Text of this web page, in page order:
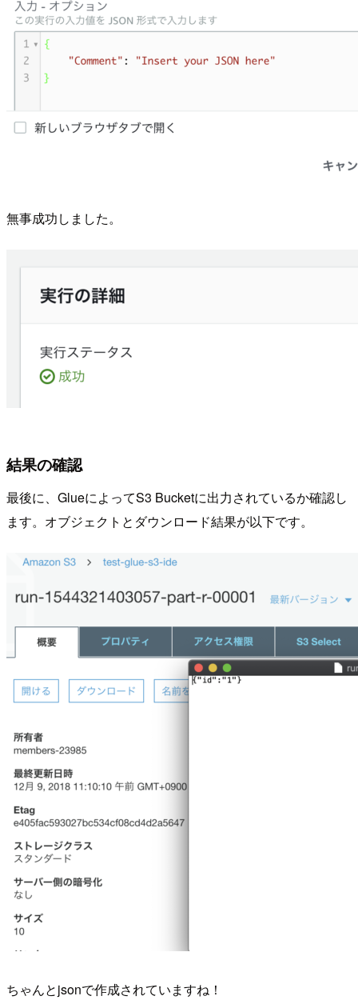
無事成功しました。
結果の確認
最後に、GlueによってS3 Bucketに出力されているか確認し
ます。オブジェクトとダウンロード結果が以下です。
ちゃんとjsonで作成されていますね！